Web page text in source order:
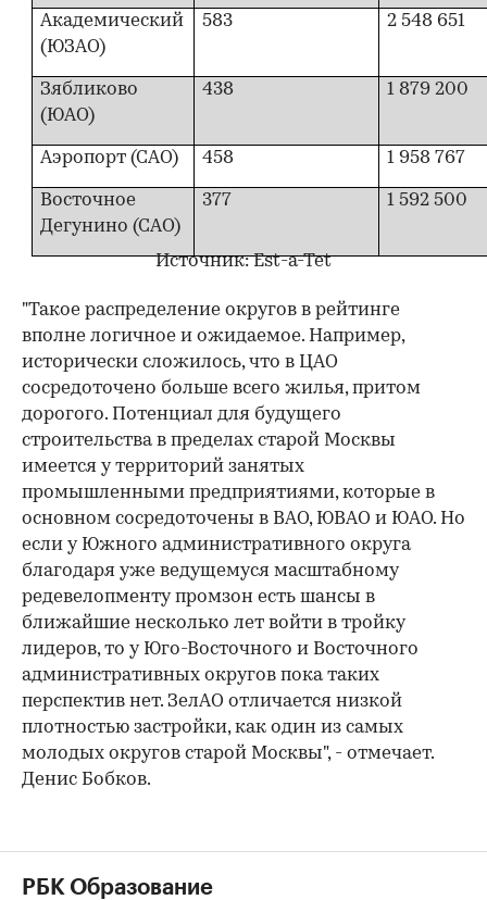
Академический
(ЮЗАО)
583 2 548 651
Зябликово
(ЮАО)
438 1 879 200
Аэропорт (САО) 458 1 958 767
Восточное
Дегунино (САО)
377 1 592 500
Источник: Est-a-Tet
"Такое распределение округов в рейтинге
вполне логичное и ожидаемое. Например,
исторически сложилось, что в ЦАО
сосредоточено больше всего жилья, притом
дорогого. Потенциал для будущего
строительства в пределах старой Москвы
имеется у территорий занятых
промышленными предприятиями, которые в
основном сосредоточены в ВАО, ЮВАО и ЮАО. Но
если у Южного административного округа
благодаря уже ведущемуся масштабному
редевелопменту промзон есть шансы в
ближайшие несколько лет войти в тройку
лидеров, то у Юго-Восточного и Восточного
административных округов пока таких
перспектив нет. ЗелАО отличается низкой
плотностью застройки, как один из самых
молодых округов старой Москвы", - отмечает.
Денис Бобков.
РБК Образование